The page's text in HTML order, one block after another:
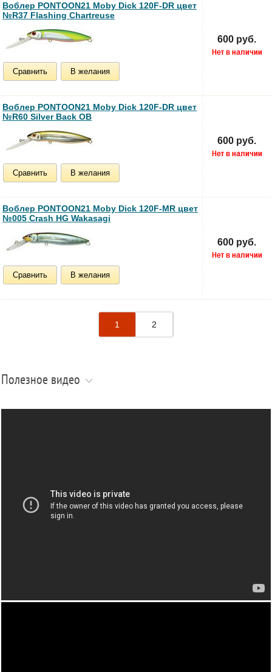
Воблер PONTOON21 Moby Dick 120F-DR цвет
№R37 Flashing Chartreuse
Сравнить В желания
600 руб.
Воблер PONTOON21 Moby Dick 120F-DR цвет
№R60 Silver Back OB
Сравнить В желания
600 руб.
Воблер PONTOON21 Moby Dick 120F-MR цвет
№005 Crash HG Wakasagi
Сравнить В желания
600 руб.
1 2
Полезное видео